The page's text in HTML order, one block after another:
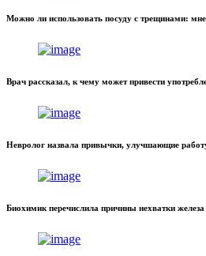
Можно ли использовать посуду с трещинами:
Врач рассказал, к чему может привести
Невролог назвала привычки, улучшающие
Биохимик перечислила причины нехватки железа